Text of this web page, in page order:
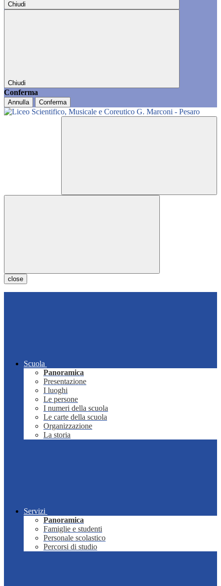
Chiudi
Chiudi
Conferma
Annulla Conferma
close
Scuola
Panoramica
Presentazione
I luoghi
Le persone
I numeri della scuola
Le carte della scuola
Organizzazione
La storia
Servizi
Panoramica
Famiglie e studenti
Personale scolastico
Percorsi di studio